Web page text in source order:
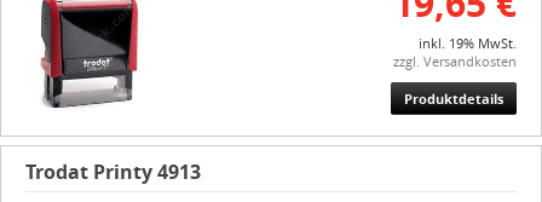
inkl. 19% MwSt.
zzgl. Versandkosten
Produktdetails
Trodat Printy 4913